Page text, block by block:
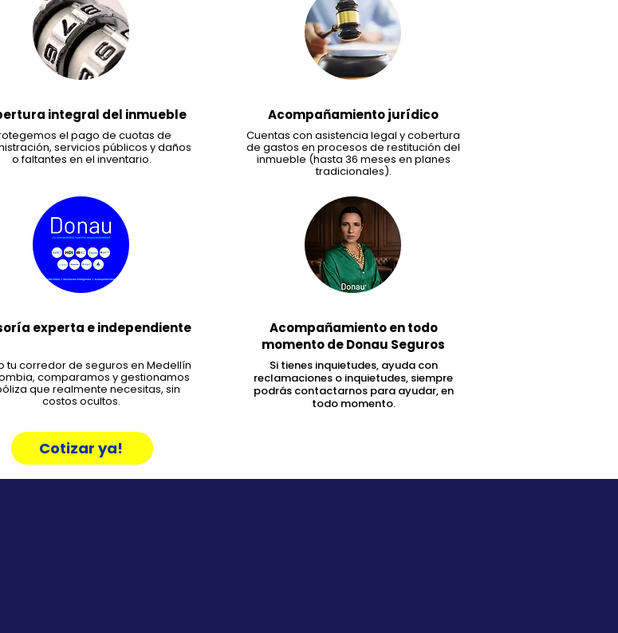
integral del inmueble
el pago de cuotas de
servicios públicos y daños
o faltantes en el inventario.
Acompañamiento jurídico
Cuentas con asistencia legal y cobertura
de gastos en procesos de restitución del
inmueble (hasta 36 meses en planes
tradicionales).
experta e independiente
tu corredor de seguros en Medellín
comparamos y gestionamos
que realmente necesitas, sin
costos ocultos.
Acompañamiento en todo
momento de Donau Seguros
Si tienes inquietudes, ayuda con
reclamaciones o inquietudes, siempre
podrás contactarnos para ayudar, en
todo momento.
Cotizar ya!